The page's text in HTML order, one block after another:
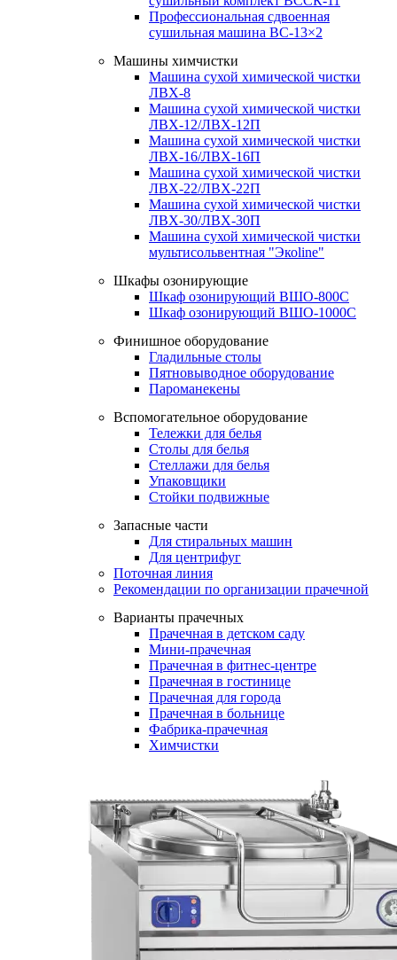
Профессиональная сдвоенная
сушильная машина ВС-13×2
Машины химчистки
Машина сухой химической чистки
ЛВХ-8
Машина сухой химической чистки
ЛВХ-12/ЛВХ-12П
Машина сухой химической чистки
ЛВХ-16/ЛВХ-16П
Машина сухой химической чистки
ЛВХ-22/ЛВХ-22П
Машина сухой химической чистки
ЛВХ-30/ЛВХ-30П
Машина сухой химической чистки
мультисольвентная "Экоline"
Шкафы озонирующие
Шкаф озонирующий ВШО-800С
Шкаф озонирующий ВШО-1000С
Финишное оборудование
Гладильные столы
Пятновыводное оборудование
Пароманекены
Вспомогательное оборудование
Тележки для белья
Столы для белья
Стеллажи для белья
Упаковщики
Стойки подвижные
Запасные части
Для стиральных машин
Для центрифуг
Поточная линия
Рекомендации по организации прачечной
Варианты прачечных
Прачечная в детском саду
Мини-прачечная
Прачечная в фитнес-центре
Прачечная в гостинице
Прачечная для города
Прачечная в больнице
Фабрика-прачечная
Химчистки